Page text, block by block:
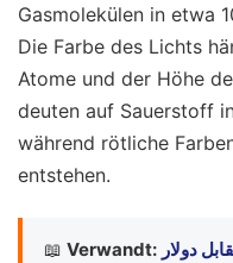
Gasmolekülen in etwa
Die Farbe des Lichts
Atome und der Höhe
deuten auf Sauerstoff
während rötliche
entstehen.
📖 Verwandt: دولار